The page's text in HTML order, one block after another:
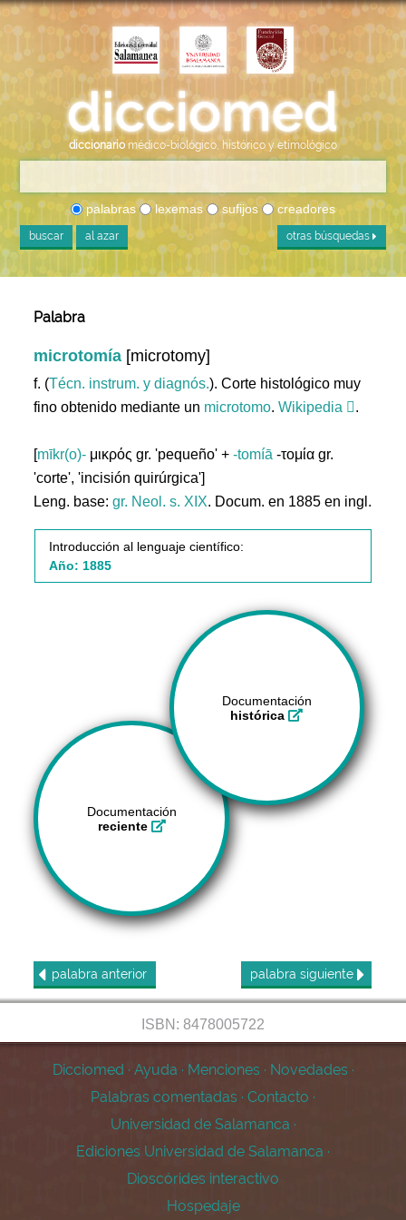
diccionario médico-biológico, histórico y etimológico
palabras lexemas sufijos creadores
buscar al azar otras búsquedas
Palabra
microtomía [microtomy]
f. (Técn. instrum. y diagnós.). Corte histológico muy
fino obtenido mediante un microtomo.Wikipedia .
[mīkr(o)- μικρός gr. 'pequeño' +-tomíā -τομία gr.
'corte', 'incisión quirúrgica']
Leng. base:gr. Neol. s. XIX. Docum. en 1885 en ingl.
Introducción al lenguaje científico:
Año: 1885
Documentación
histórica
Documentación
reciente
palabra anterior palabra siguiente
ISBN: 8478005722
Dicciomed · Ayuda · Menciones · Novedades ·
Palabras comentadas · Contacto ·
Universidad de Salamanca ·
Ediciones Universidad de Salamanca ·
Dioscórides interactivo
Hospedaje